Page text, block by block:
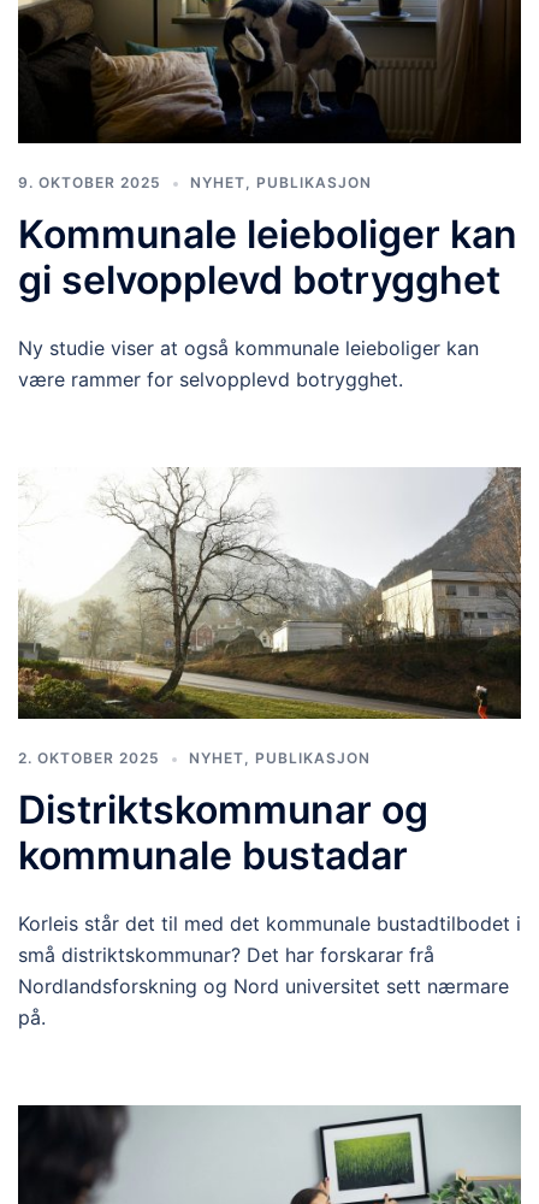
9. OKTOBER 2025 NYHET, PUBLIKASJON
Kommunale leieboliger kan
gi selvopplevd botrygghet
Ny studie viser at også kommunale leieboliger kan
være rammer for selvopplevd botrygghet.
2. OKTOBER 2025 NYHET, PUBLIKASJON
Distriktskommunar og
kommunale bustadar
Korleis står det til med det kommunale bustadtilbodet i
små distriktskommunar? Det har forskarar frå
Nordlandsforskning og Nord universitet sett nærmare
på.